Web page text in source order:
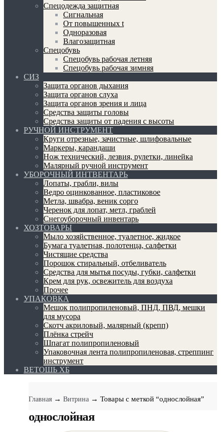
Спецодежда защитная
Сигнальная
От повышенных t
Одноразовая
Влагозащитная
Спецобувь
Спецобувь рабочая летняя
Спецобувь рабочая зимняя
СИЗ
Защита органов дыхания
Защита органов слуха
Защита органов зрения и лица
Средства защиты головы
Средства защиты от падения с высоты
РУЧНОЙ ИНСТРУМЕНТ
Круги отрезные, зачистные, шлифовальные
Маркеры, карандаши
Нож технический, лезвия, рулетки, линейка
Малярный ручной инструмент
УБОРОЧНЫЙ ИНТВЕНТАРЬ
Лопаты, грабли, вилы
Ведро оцинкованное, пластиковое
Метла, швабра, веник сорго
Черенок для лопат, метл, граблей
Снегоуборочный инвентарь
ХОЗТОВАРЫ
Мыло хозяйственное, туалетное, жидкое
Бумага туалетная, полотенца, салфетки
Чистящие средства
Порошок стиральный, отбеливатель
Средства для мытья посуды, губки, салфетки
Крем для рук, освежитель для воздуха
Прочее
УПАКОВКА
Мешок полипропиленовый, ПНД, ПВД, мешки
для мусора
Скотч акриловый, малярный (крепп)
Плёнка стрейч
Шпагат полипропиленовый
Упаковочная лента полипропиленовая, стреппинг
инструмент
ВЕТОШЬ ХБ
Главная → Витрина → Товары с меткой “однослойная”
однослойная